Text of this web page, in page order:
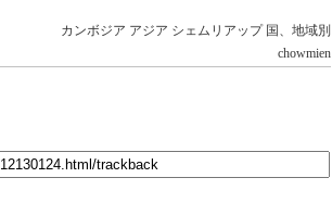
カンボジア アジア シェムリアップ 国、地域別
chowmien